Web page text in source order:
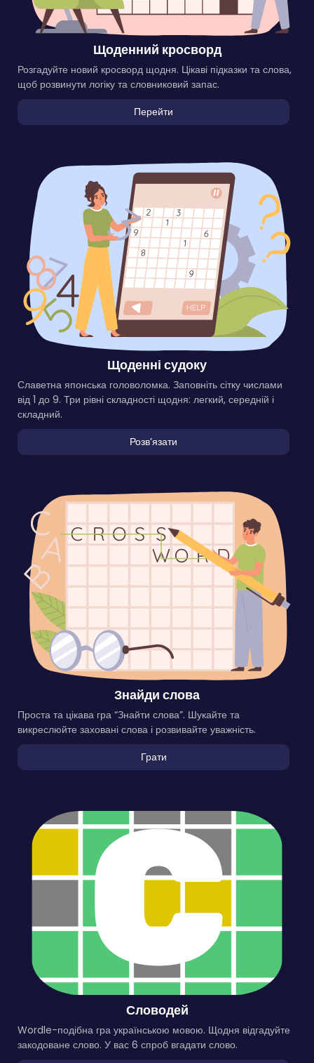
Щоденний кросворд
Розгадуйте новий кросворд щодня. Цікаві підказки та слова,
щоб розвинути логіку та словниковий запас.
Перейти
Щоденні судоку
Славетна японська головоломка. Заповніть сітку числами
від 1 до 9. Три рівні складності щодня: легкий, середній і
складний.
Розвʼязати
Знайди слова
Проста та цікава гра “Знайти слова”. Шукайте та
викреслюйте заховані слова і розвивайте уважність.
Грати
Словодей
Wordle-подібна гра українською мовою. Щодня відгадуйте
закодоване слово. У вас 6 спроб вгадати слово.